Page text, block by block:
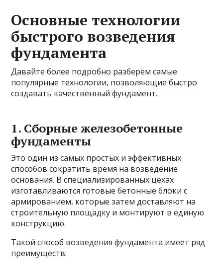
Основные технологии
быстрого возведения
фундамента
Давайте более подробно разберём самые
популярные технологии, позволяющие быстро
создавать качественный фундамент.
1. Сборные железобетонные
фундаменты
Это один из самых простых и эффективных
способов сократить время на возведение
основания. В специализированных цехах
изготавливаются готовые бетонные блоки с
армированием, которые затем доставляют на
строительную площадку и монтируют в единую
конструкцию.
Такой способ возведения фундамента имеет ряд
преимуществ: